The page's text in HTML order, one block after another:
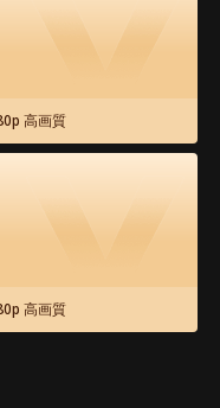
再会から、結
49 50
高画質
高画質